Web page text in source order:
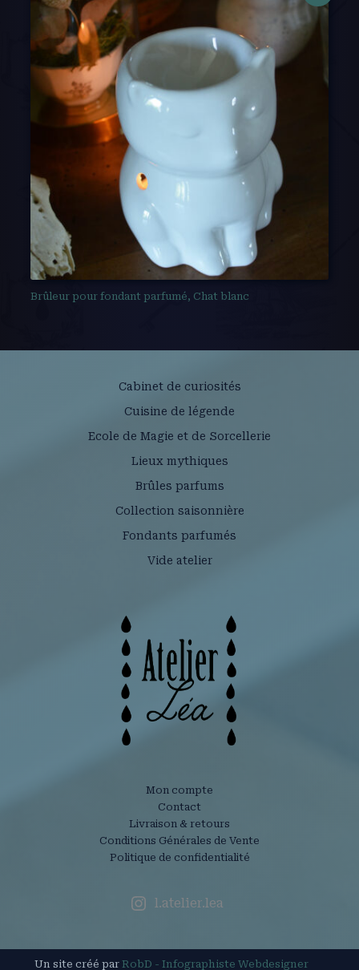
Brûleur pour fondant parfumé, Chat blanc
Cabinet de curiosités
Cuisine de légende
Ecole de Magie et de Sorcellerie
Lieux mythiques
Brûles parfums
Collection saisonnière
Fondants parfumés
Vide atelier
Mon compte
Contact
Livraison & retours
Conditions Générales de Vente
Politique de confidentialité
l.atelier.lea
Un site créé par RobD - Infographiste Webdesigner